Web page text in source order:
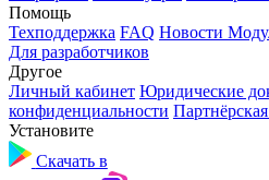
Помощь
Техподдержка FAQ Новости
Для разработчиков
Другое
Личный кабинет Юридические
конфиденциальности
Установите
Скачать в